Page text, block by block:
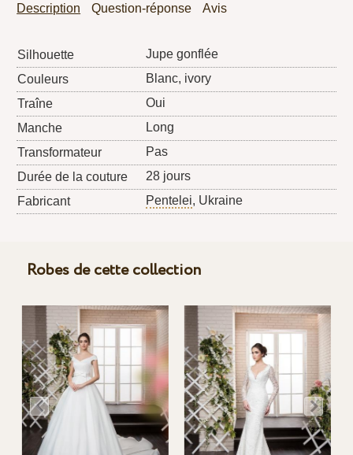
Description Question-réponse Avis
Silhouette
Jupe gonflée
Couleurs
Blanc, ivory
Traîne
Oui
Manche
Long
Transformateur
Pas
Durée de la couture
28 jours
Fabricant
Pentelei, Ukraine
Robes de cette collection